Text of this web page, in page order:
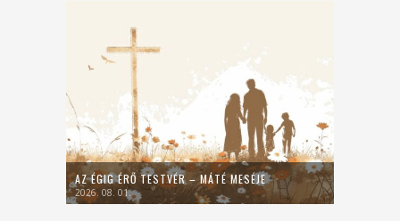
AZ ÉGIG ÉRŐ TESTVÉR – MÁTÉ MESÉJE
2026. 08. 01.